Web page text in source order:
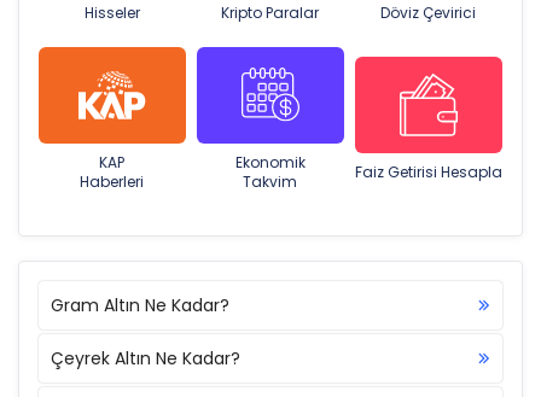
Hisseler Kripto Paralar Döviz Çevirici
KAP
Haberleri
Ekonomik
Takvim
Faiz Getirisi Hesapla
Gram Altın Ne Kadar?
Çeyrek Altın Ne Kadar?